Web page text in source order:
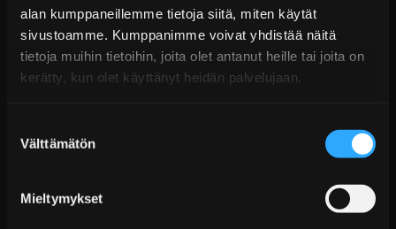
alan kumppaneillemme tietoja siitä, miten käytät
sivustoamme. Kumppanimme voivat yhdistää näitä
tietoja muihin tietoihin, joita olet antanut heille tai joita on
kerätty, kun olet käyttänyt heidän palvelujaan.
valinta
Välttämätön
Mieltymykset
Ilmainen toimitus yli 300 € tilauksiin
14 päivän palautusoikeus
Puhelin: +358 449011828
KATSO LISÄÄ